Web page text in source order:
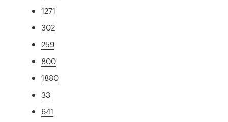
1271
302
259
800
1880
33
641